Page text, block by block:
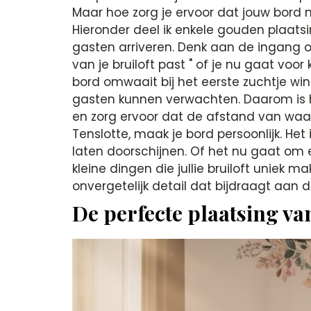
Maar hoe zorg je ervoor dat jouw
Hieronder deel ik enkele gouden
gasten arriveren. Denk aan de
van je bruiloft past " of je nu gaat voor
bord omwaait bij het eerste zuchtje
gasten kunnen verwachten. Daarom
en zorg ervoor dat de afstand van
Tenslotte, maak je bord persoonlijk.
laten doorschijnen. Of het nu gaat om
kleine dingen die jullie bruiloft uniek
onvergetelijk detail dat bijdraagt aan
De perfecte plaatsing